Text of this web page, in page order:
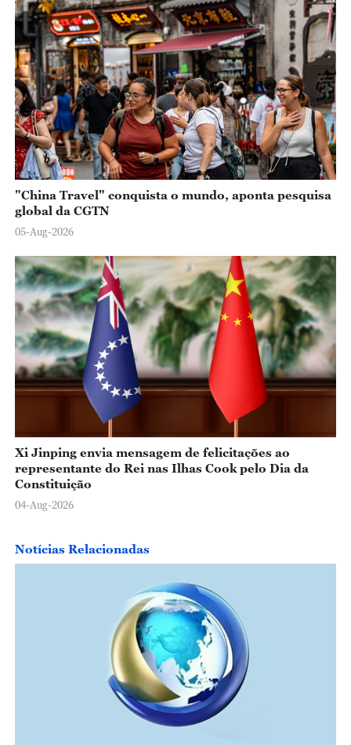
"China Travel" conquista o mundo, aponta pesquisa
global da CGTN
05-Aug-2026
Xi Jinping envia mensagem de felicitações ao
representante do Rei nas Ilhas Cook pelo Dia da
Constituição
04-Aug-2026
Notícias Relacionadas